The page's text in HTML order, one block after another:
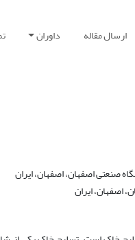
ارسال مقاله داوران
صنعتی اصفهان، اصفهان، ایران
اصفهان، ایران